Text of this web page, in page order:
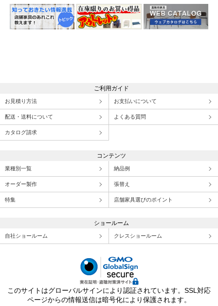
ご利用ガイド
お見積り方法 お支払いについて
配送・送料について よくある質問
カタログ請求
コンテンツ
業種別一覧 納品例
オーダー製作 張替え
特集 店舗家具選びのポイント
ショールーム
自社ショールーム クレスショールーム
このサイトはグローバルサインにより認証されています。SSL対応
ページからの情報送信は暗号化により保護されます。